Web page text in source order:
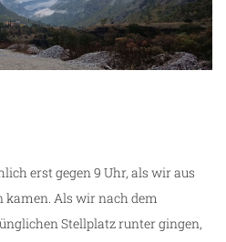
erst gegen 9 Uhr, als wir aus
Als wir nach dem
Stellplatz runter gingen,